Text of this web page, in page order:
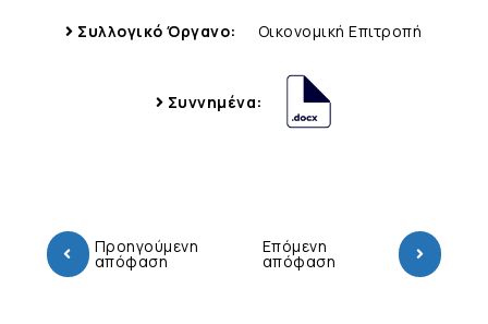
Συλλογικό Όργανο: Οικονομική Επιτροπή
Συννημένα:
Προηγούμενη
απόφαση
Επόμενη
απόφαση